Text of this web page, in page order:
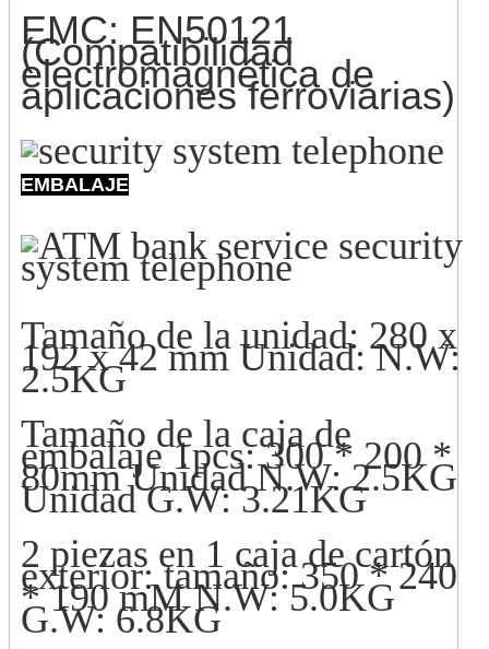
EMC: EN50121
(Compatibilidad
electromagnética de
aplicaciones ferroviarias)
EMBALAJE
Tamaño de la unidad: 280 x
192 x 42 mm Unidad: N.W:
2.5KG
Tamaño de la caja de
embalaje 1pcs: 300 * 200 *
80mm Unidad N.W: 2.5KG
Unidad G.W: 3.21KG
2 piezas en 1 caja de cartón
exterior: tamaño: 350 * 240
* 190 mM N.W: 5.0KG
G.W: 6.8KG